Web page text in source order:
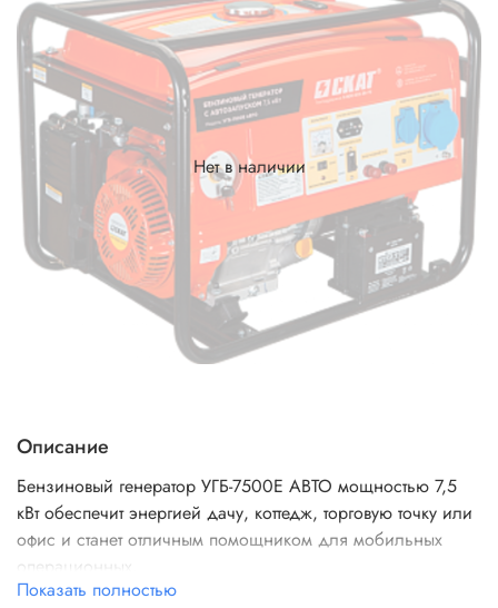
Нет в наличии
Описание
Бензиновый генератор УГБ-7500Е АВТО мощностью 7,5
кВт обеспечит энергией дачу, коттедж, торговую точку или
офис и станет отличным помощником для мобильных
операционных.
Функция автозапуска обеспечивает автоматическое
Показать полностью